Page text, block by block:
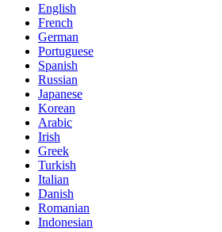
English
French
German
Portuguese
Spanish
Russian
Japanese
Korean
Arabic
Irish
Greek
Turkish
Italian
Danish
Romanian
Indonesian